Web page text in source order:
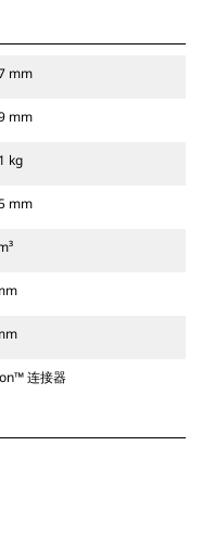
mm
mm
kg
mm
连接器